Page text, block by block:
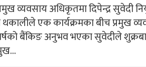
व्यवसाय अधिकृतमा दिपेन्द्र सुवेदी
एक कार्यक्रमका बीच प्रमुख
बैंकिङ अनुभव भएका सुवेदीले